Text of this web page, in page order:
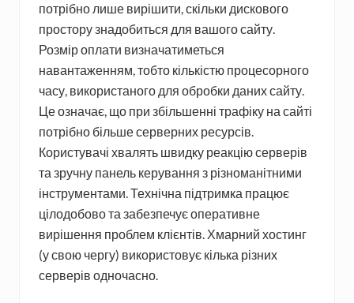
потрібно лише вирішити, скільки дискового
простору знадобиться для вашого сайту.
Розмір оплати визначатиметься
навантаженням, тобто кількістю процесорного
часу, використаного для обробки даних сайту.
Це означає, що при збільшенні трафіку на сайті
потрібно більше серверних ресурсів.
Користувачі хвалять швидку реакцію серверів
та зручну панель керування з різноманітними
інструментами. Технічна підтримка працює
цілодобово та забезпечує оперативне
вирішення проблем клієнтів. Хмарний хостинг
(у свою чергу) використовує кілька різних
серверів одночасно.